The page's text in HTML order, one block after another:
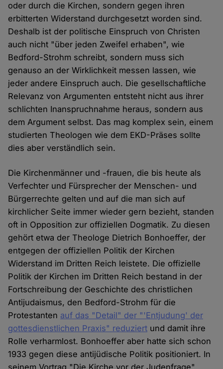
oder durch die Kirchen, sondern gegen ihren
erbitterten Widerstand durchgesetzt worden sind.
Deshalb ist der politische Einspruch von Christen
auch nicht "über jeden Zweifel erhaben", wie
Bedford-Strohm schreibt, sondern muss sich
genauso an der Wirklichkeit messen lassen, wie
jeder andere Einspruch auch. Die gesellschaftliche
Relevanz von Argumenten entsteht nicht aus ihrer
schlichten Inanspruchnahme heraus, sondern aus
dem Argument selbst. Das mag komplex sein, einem
studierten Theologen wie dem EKD-Präses sollte
dies aber verständlich sein.
Die Kirchenmänner und -frauen, die bis heute als
Verfechter und Fürsprecher der Menschen- und
Bürgerrechte gelten und auf die man sich auf
kirchlicher Seite immer wieder gern bezieht, standen
oft in Opposition zur offiziellen Dogmatik. Zu diesen
gehört etwa der Theologe Dietrich Bonhoeffer, der
entgegen der offiziellen Politik der Kirchen
Widerstand im Dritten Reich leistete. Die offizielle
Politik der Kirchen im Dritten Reich bestand in der
Fortschreibung der Geschichte des christlichen
Antijudaismus, den Bedford-Strohm für die
Protestanten auf das "Detail" der "'Entjudung' der
gottesdienstlichen Praxis" reduziert und damit ihre
Rolle verharmlost. Bonhoeffer aber hatte sich schon
1933 gegen diese antijüdische Politik positioniert. In